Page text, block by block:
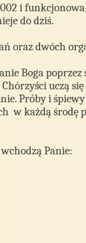
i
do dziś.
oraz dwóch
Boga poprzez
uczą
Próby i
w każdą środę
Panie: